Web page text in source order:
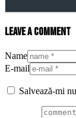
Leave a comment
Name
E-mail
Salvează-mi